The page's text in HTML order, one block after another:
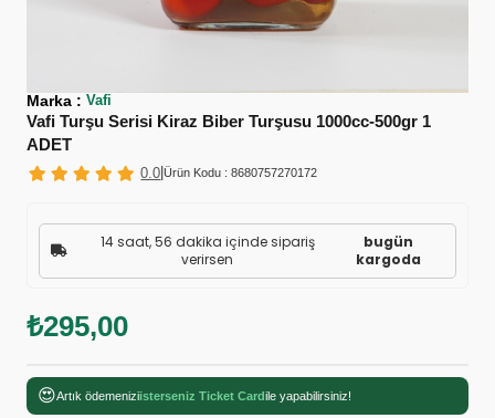
Vafi Turşu Serisi Kiraz Biber Turşusu 1000cc-500gr 1
ADET
0.0 |Ürün Kodu : 8680757270172
14 saat, 56 dakika içinde sipariş
verirsen
bugün
kargoda
₺295,00
Marka : Vafi
😍Artık ödemeniziisterseniz Ticket Cardile yapabilirsiniz!